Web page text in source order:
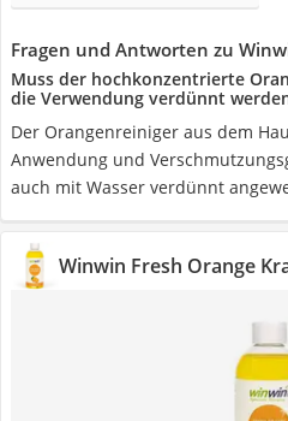
Fragen und Antworten zu
Muss der hochkonzentrierte
die Verwendung verdünnt
Der Orangenreiniger aus dem
Anwendung und
auch mit Wasser verdünnt
Winwin Fresh Orange